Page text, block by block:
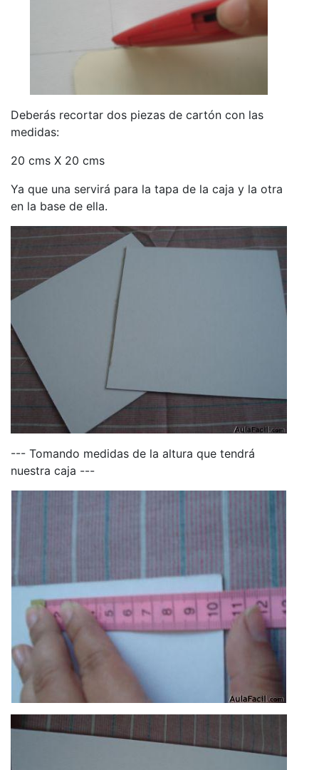
Deberás recortar dos piezas de cartón con las
medidas:
20 cms X 20 cms
Ya que una servirá para la tapa de la caja y la otra
en la base de ella.
--- Tomando medidas de la altura que tendrá
nuestra caja ---